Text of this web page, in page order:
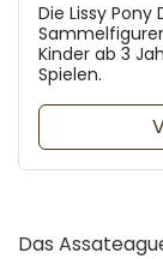
Die Lissy
Kinder ab 3
Spielen.
Das